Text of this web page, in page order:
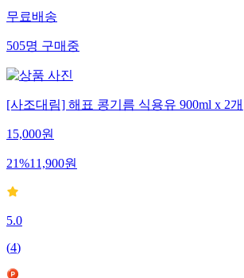
무료배송
505명구매중
[사조대림] 해표 콩기름 식용유 900ml x 2개
15,000원
21%11,900원
5.0
(4)